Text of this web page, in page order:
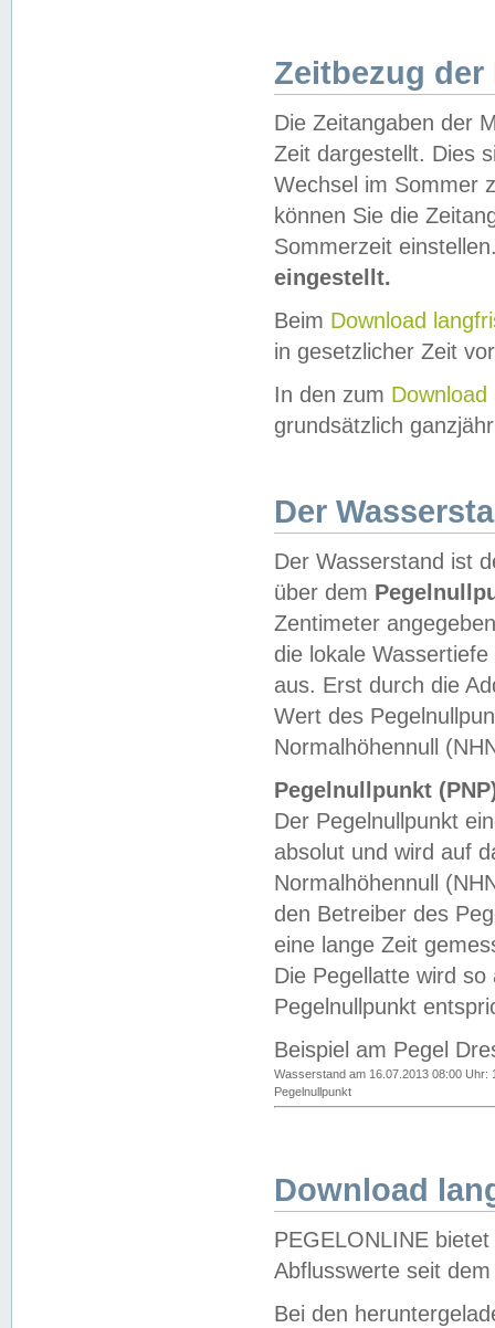
Zeitbezug der
Die Zeitangaben der
Zeit dargestellt. Dies
Wechsel im Sommer
können Sie die
Sommerzeit
eingestellt.
Beim Download
in gesetzlicher Zeit
In den zum Download
grundsätzlich
Der
Der Wasserstand ist
über dem
Zentimeter
die lokale
aus. Erst durch die
Wert des
Normalhöhennull
Pegelnullpunkt
Der Pegelnullpunkt
absolut und wird auf
Normalhöhennull
den Betreiber des
eine lange Zeit
Die Pegellatte wird
Pegelnullpunkt
Beispiel am Pegel
Wasserstand am 16.07.2013 08:00 Uhr:
Pegelnullpunkt
Download
PEGELONLINE
Abflusswerte seit
Bei den